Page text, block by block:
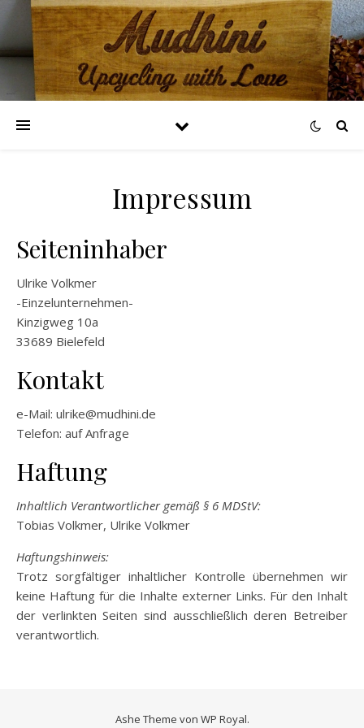
Impressum
Seiteninhaber
Ulrike Volkmer
-Einzelunternehmen-
Kinzigweg 10a
33689 Bielefeld
Kontakt
e-Mail: ulrike@mudhini.de
Telefon: aufAnfrage
Haftung
Inhaltlich Verantwortlicher gemäß § 6 MDStV:
Tobias Volkmer, Ulrike Volkmer
Haftungshinweis:
Trotz sorgfältiger inhaltlicher Kontrolle übernehmen wir
keine Haftung für die Inhalte externer Links. Für den Inhalt
der verlinkten Seiten sind ausschließlich deren Betreiber
verantwortlich.
Ashe Theme von WP Royal.